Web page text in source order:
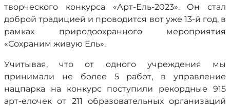
творческого конкурса «Арт-Ель-2023». Он стал
доброй традицией и проводится вот уже 13-й год, в
рамках природоохранного мероприятия
«Сохраним живую Ель».
Учитывая, что от одного учреждения мы
принимали не более 5 работ, в управление
нацпарка на конкурс поступили рекордные 915
арт-елочек от 211 образовательных организаций